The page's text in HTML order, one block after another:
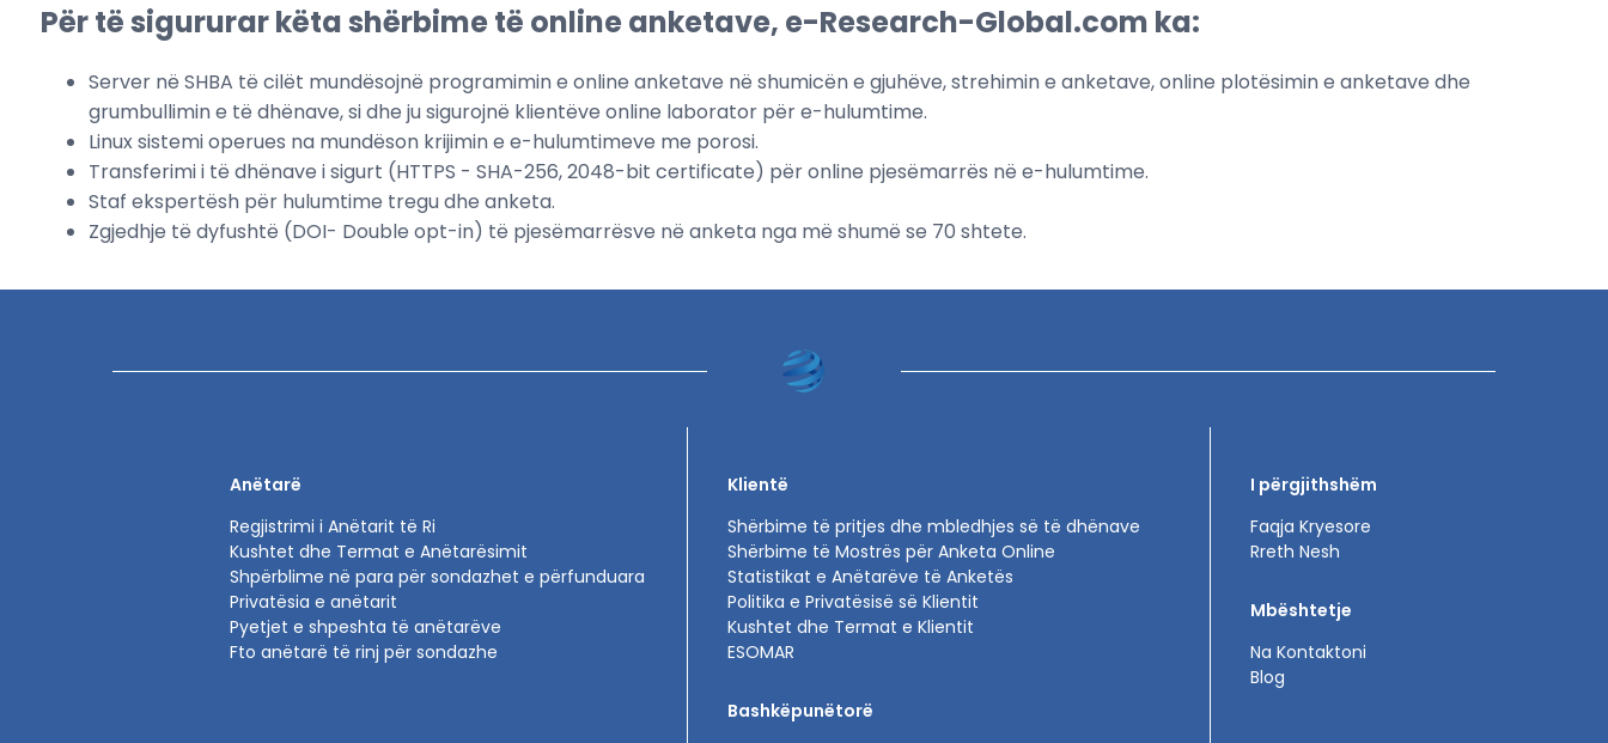
Për të sigururar këta shërbime të online anketave, e-Research-Global.com ka:
Server në SHBA të cilët mundësojnë programimin e online anketave në shumicën e gjuhëve, strehimin e anketave, online plotësimin e anketave dhe
grumbullimin e të dhënave, si dhe ju sigurojnë klientëve online laborator për e-hulumtime.
Linux sistemi operues na mundëson krijimin e e-hulumtimeve me porosi.
Transferimi i të dhënave i sigurt (HTTPS - SHA-256, 2048-bit certificate) për online pjesëmarrës në e-hulumtime.
Staf ekspertësh për hulumtime tregu dhe anketa.
Zgjedhje të dyfushtë (DOI- Double opt-in) të pjesëmarrësve në anketa nga më shumë se 70 shtete.
Anëtarë
Regjistrimi i Anëtarit të Ri
Kushtet dhe Termat e Anëtarësimit
Shpërblime në para për sondazhet e përfunduara
Privatësia e anëtarit
Pyetjet e shpeshta të anëtarëve
Fto anëtarë të rinj për sondazhe
Klientë
Shërbime të pritjes dhe mbledhjes së të dhënave
Shërbime të Mostrës për Anketa Online
Statistikat e Anëtarëve të Anketës
Politika e Privatësisë së Klientit
Kushtet dhe Termat e Klientit
ESOMAR
Bashkëpunëtorë
I përgjithshëm
Faqja Kryesore
Rreth Nesh
Mbështetje
Na Kontaktoni
Blog